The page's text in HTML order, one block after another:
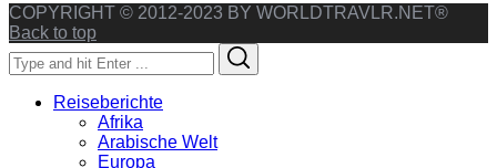
COPYRIGHT © 2012-2023 BY WORLDTRAVLR.NET®
Back to top
Search
for:
Reiseberichte
Afrika
Arabische Welt
Europa